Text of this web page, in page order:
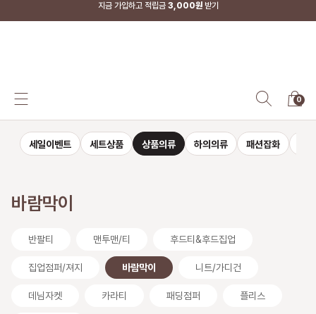
지금 가입하고 적립금 3,000원받기
0
세일이벤트 세트상품 상품의류 하의의류 패션잡화
바람막이
반팔티 맨투맨/티 후드티&후드집업
집업점퍼/져지 바람막이 니트/가디건
데님자켓 카라티 패딩점퍼 플리스